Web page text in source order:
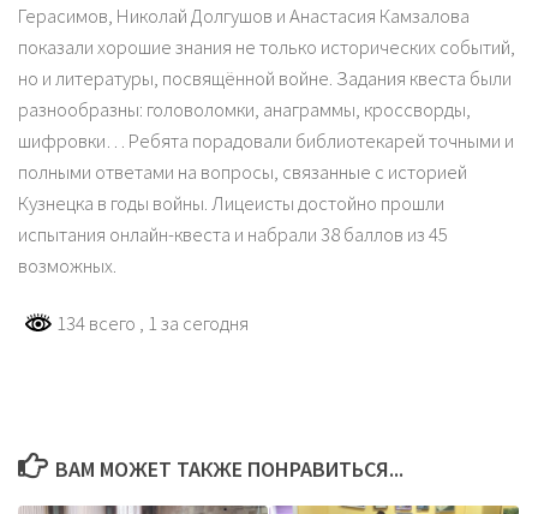
Герасимов, Николай Долгушов и Анастасия Камзалова
показали хорошие знания не только исторических событий,
но и литературы, посвящённой войне. Задания квеста были
разнообразны: головоломки, анаграммы, кроссворды,
шифровки… Ребята порадовали библиотекарей точными и
полными ответами на вопросы, связанные с историей
Кузнецка в годы войны. Лицеисты достойно прошли
испытания онлайн-квеста и набрали 38 баллов из 45
возможных.
134 всего , 1 за сегодня
ВАМ МОЖЕТ ТАКЖЕ ПОНРАВИТЬСЯ...